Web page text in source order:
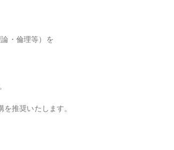
・倫理等）を
推奨いたします。